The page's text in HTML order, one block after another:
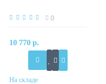
0
10 770 р.